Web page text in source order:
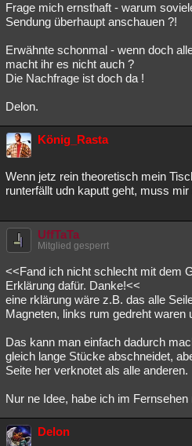
Frage mich ernsthaft - warum
Sendung überhaupt anschauen ?!
Erwähnte schonmal - wenn doch
macht ihr es nicht auch ?
Die Nachfrage ist doch da !
Delon.
König_Rasta
Wenn jetz rein theoretisch mein
runterfällt udn kaputt geht, muss
UffTaTa
Mitglied gesperrt
<<Fand ich nicht schlecht mit dem
Erklärung dafür. Danke!<<
eine rklärung wäre z.B. das alle
Magneten, links rum gedreht waren
Das kann man einfach dadurch
gleich lange Stücke abschneidet,
Seite her verknotet als alle anderen.
Nur ne Idee, habe ich im
Delon